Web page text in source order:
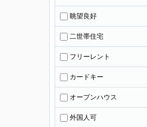
眺望良好
二世帯住宅
フリーレント
カードキー
オープンハウス
外国人可